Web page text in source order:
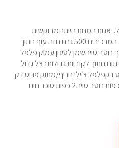
אחת המנות היותר מבוקשות
בקניונים וכמה שהיא קלה להכנה. המרכיבים:500 גרם חזה עוף חתוך
רוטב סויהשמן לטיגון עמוק.פלפל
חתוך לקוביות גדולותבצל גדול
דקפלפל צ׳ילי חריף/מתוק פרוס דק
לרוטב:3/4 כוס רוטב צ׳ילי מתוק3 כפות רוטב סויה2 כפות סוכר חום